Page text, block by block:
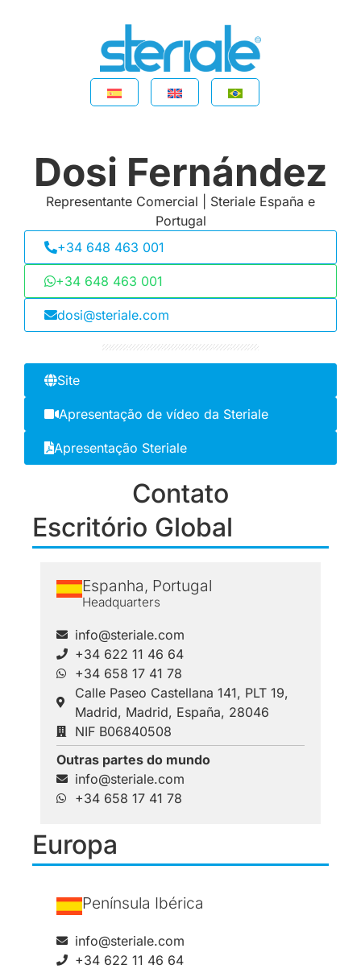
Dosi Fernández
Representante Comercial | Steriale España e
Portugal
+34 648 463 001
+34 648 463 001
dosi@steriale.com
Site
Apresentação de vídeo da Steriale
Apresentação Steriale
Contato
Escritório Global
Espanha, Portugal
Headquarters
info@steriale.com
+34 622 11 46 64
+34 658 17 41 78
Calle Paseo Castellana 141, PLT 19,
Madrid, Madrid, España, 28046
NIF B06840508
Outras partes do mundo
info@steriale.com
+34 658 17 41 78
Europa
Península Ibérica
info@steriale.com
+34 622 11 46 64